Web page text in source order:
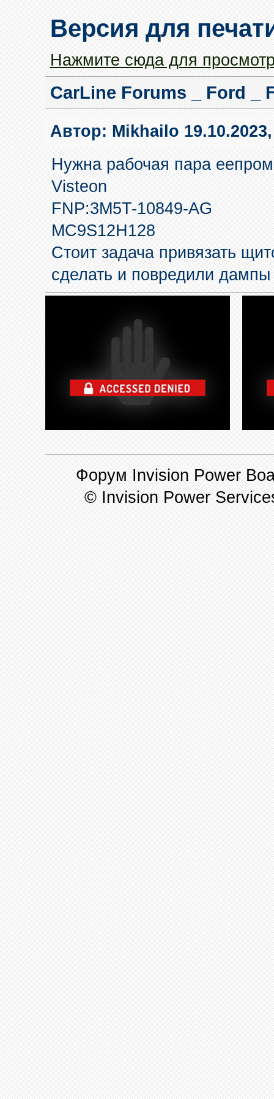
Версия для
Нажмите сюда для
CarLine Forums _ Ford _
Автор: Mikhailo
Нужна рабочая пара
Visteon
FNP:3M5T-10849-AG
MC9S12H128
Стоит задача привязать
сделать и повредили дампы
Форум Invision Power
© Invision Power